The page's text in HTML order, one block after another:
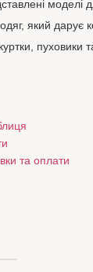
моделі
який дарує
та оплати